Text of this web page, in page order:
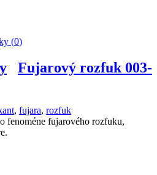
(0)
Fujarový rozfuk 003-
, fujara, rozfuk
fenoméne fujarového rozfuku,